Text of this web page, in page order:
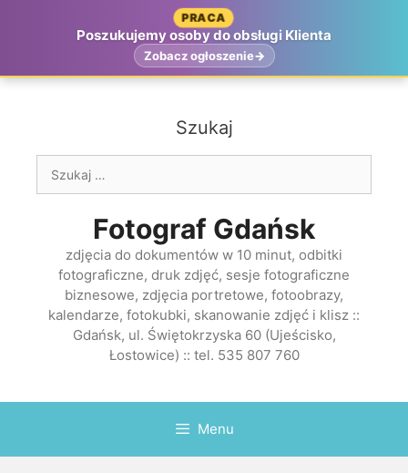
PRACA
Poszukujemy osoby do obsługi Klienta
Zobacz ogłoszenie
Szukaj
Fotograf Gdańsk
zdjęcia do dokumentów w 10 minut, odbitki
fotograficzne, druk zdjęć, sesje fotograficzne
biznesowe, zdjęcia portretowe, fotoobrazy,
kalendarze, fotokubki, skanowanie zdjęć i klisz ::
Gdańsk, ul. Świętokrzyska 60 (Ujeścisko,
Łostowice) :: tel. 535 807 760
Menu